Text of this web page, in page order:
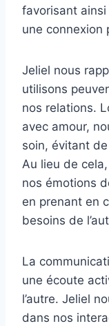
favorisant
une connexion
Jeliel nous
utilisons
nos relations.
avec amour,
soin, évitant
Au lieu de
nos émotions
en prenant en
besoins de
La
une écoute
l’autre. Jeliel
dans nos